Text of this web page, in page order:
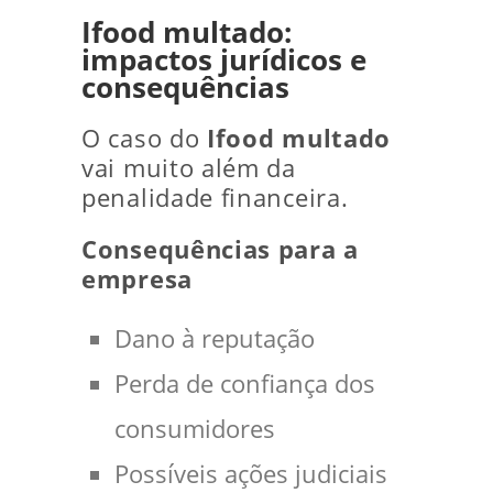
Ifood multado:
impactos jurídicos e
consequências
O caso do Ifood multado
vai muito além da
penalidade financeira.
Consequências para a
empresa
Dano à reputação
Perda de confiança dos
consumidores
Possíveis ações judiciais